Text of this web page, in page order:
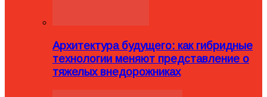
Архитектура будущего: как гибридные
технологии меняют представление о
тяжелых внедорожниках